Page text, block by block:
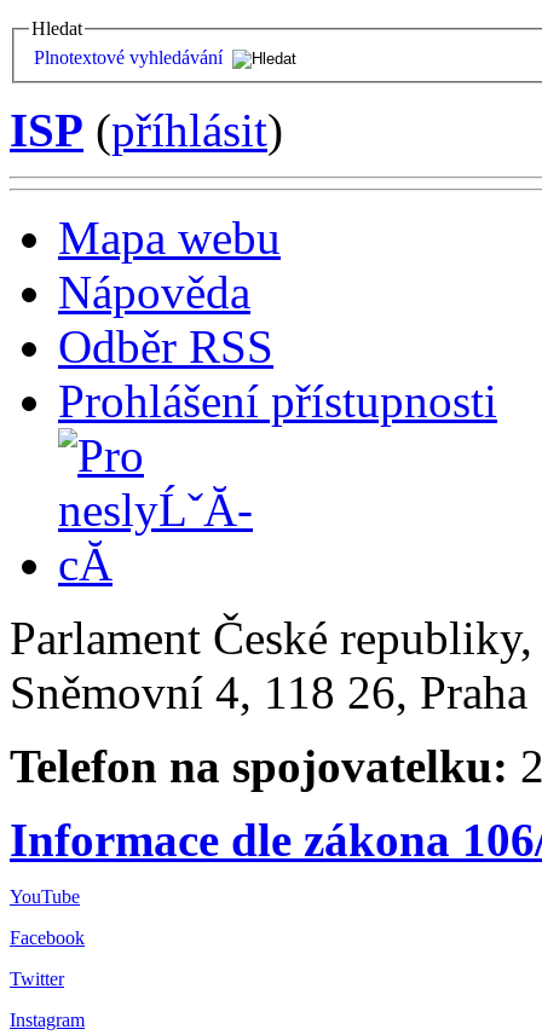
Hledat
Plnotextové vyhledávání
ISP (příhlásit)
Mapa webu
Nápověda
Odběr RSS
Prohlášení přístupnosti
Parlament České
Sněmovní 4, 118 26,
Telefon na spojovatelku:
Informace dle zákona
YouTube
Facebook
Twitter
Instagram